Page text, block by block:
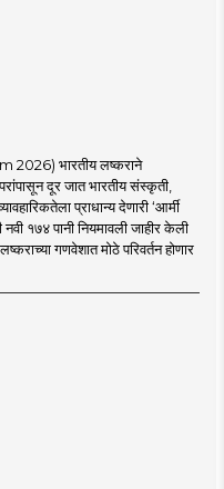
2026) भारतीय लष्कराने
दूर जात भारतीय संस्कृती,
प्राधान्य देणारी ‘आर्मी
नवी १७४ पानी नियमावली जाहीर केली
गणवेशात मोठे परिवर्तन होणार